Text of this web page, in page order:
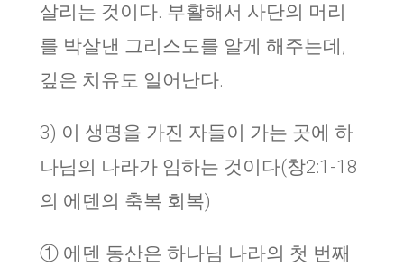
살리는 것이다. 부활해서 사단의 머리
를 박살낸 그리스도를 알게 해주는데,
깊은 치유도 일어난다.
3) 이 생명을 가진 자들이 가는 곳에 하
나님의 나라가 임하는 것이다(창2:1-18
의 에덴의 축복 회복)
① 에덴 동산은 하나님 나라의 첫 번째